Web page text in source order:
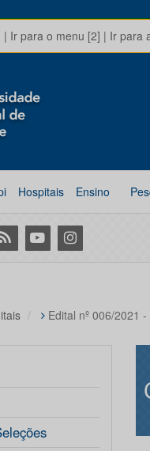
| Ir para o menu [2] | Ir para
Hospitais Ensino
RSS YoutubeInstagram
Edital nº 006/2021